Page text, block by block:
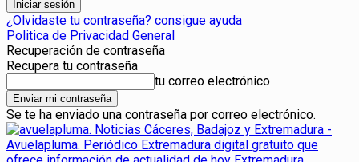
¿Olvidaste tu contraseña? consigue ayuda
Politica de Privacidad General
Recuperación de contraseña
Recupera tu contraseña
tu correo electrónico
Se te ha enviado una contraseña por correo electrónico.